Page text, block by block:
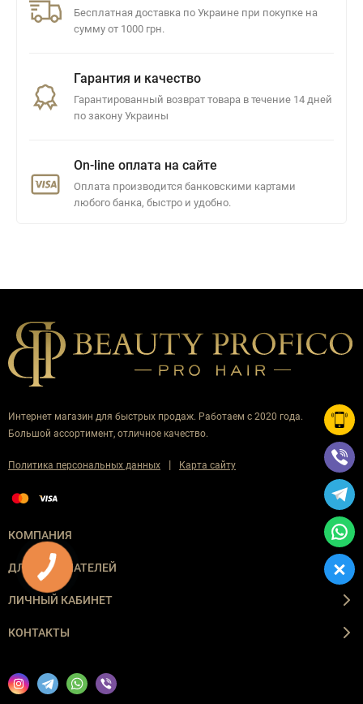
Бесплатная доставка по Украине при покупке на
сумму от 1000 грн.
Гарантия и качество
Гарантированный возврат товара в течение 14 дней
по закону Украины
On-line оплата на сайте
Оплата производится банковскими картами
любого банка, быстро и удобно.
Интернет магазин для быстрых продаж. Работаем с 2020 года.
Большой ассортимент, отличное качество.
Политика персональных данных | Карта сайту
КОМПАНИЯ
ДЛЯ ПОКУПАТЕЛЕЙ
ЛИЧНЫЙ КАБИНЕТ
КОНТАКТЫ